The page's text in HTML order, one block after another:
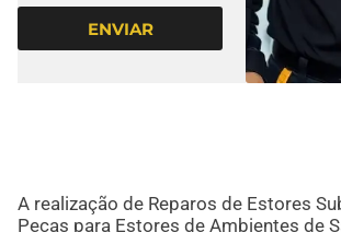
ENVIAR
A realização de Reparos de Estores
Peças para Estores de Ambientes de